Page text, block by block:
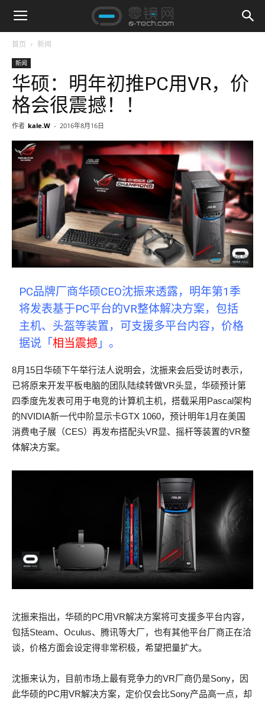
首页 新闻
新闻
华硕：明年初推PC用VR，价
格会很震撼！！
作者 kale.W - 2016年8月16日
PC品牌厂商华硕CEO沈振来透露，明年第1季
将发表基于PC平台的VR整体解决方案，包括
主机、头盔等装置，可支援多平台内容，价格
据说「相当震撼 」。
8月15日华硕下午举行法人说明会，沈振来会后受访时表示，
已将原来开发平板电脑的团队陆续转做VR头显，华硕预计第
四季度先发表可用于电竞的计算机主机，搭载采用Pascal架构
的NVIDIA新一代中阶显示卡GTX 1060，预计明年1月在美国
消费电子展（CES）再发布搭配头VR显、摇杆等装置的VR整
体解决方案。
沈振来指出，华硕的PC用VR解决方案将可支援多平台内容，
包括Steam、Oculus、腾讯等大厂，也有其他平台厂商正在洽
谈，价格方面会设定得非常积极，希望把量扩大。
沈振来认为，目前市场上最有竞争力的VR厂商仍是Sony，因
此华硕的PC用VR解决方案，定价仅会比Sony产品高一点，却